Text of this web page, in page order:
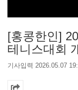
[홍콩한인]
테니스대회
기사입력 2026.05.07